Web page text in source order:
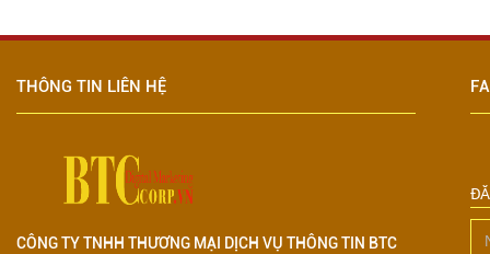
THÔNG TIN LIÊN HỆ
CÔNG TY TNHH THƯƠNG MẠI DỊCH VỤ THÔNG TIN BTC